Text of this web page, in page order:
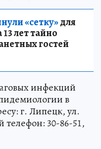
«сетку»для
лет тайно
гостей
инфекций
в
г. Липецк, ул.
телефон: 30-86-51,